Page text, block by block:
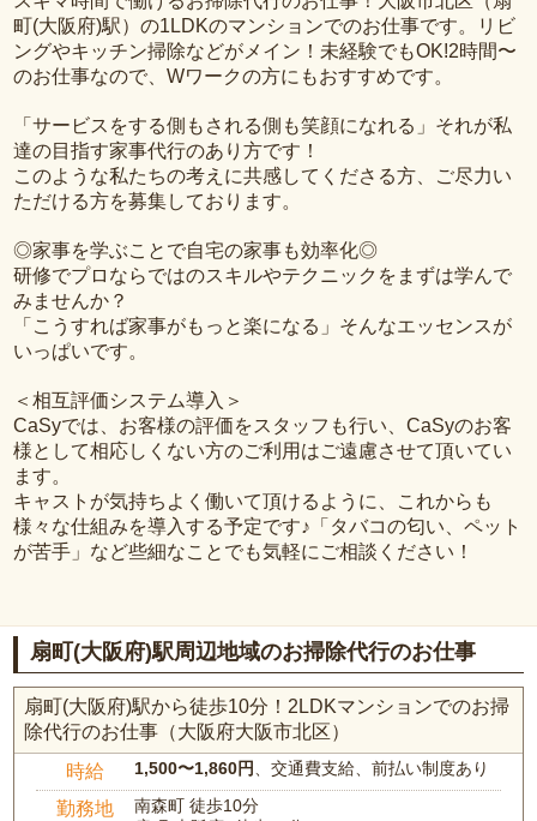
町(大阪府)駅）の1LDKのマンションでのお仕事です。リビ
ングやキッチン掃除などがメイン！未経験でもOK!2時間〜
のお仕事なので、Wワークの方にもおすすめです。
「サービスをする側もされる側も笑顔になれる」それが私
達の目指す家事代行のあり方です！
このような私たちの考えに共感してくださる方、ご尽力い
ただける方を募集しております。
◎家事を学ぶことで自宅の家事も効率化◎
研修でプロならではのスキルやテクニックをまずは学んで
みませんか？
「こうすれば家事がもっと楽になる」そんなエッセンスが
いっぱいです。
＜相互評価システム導入＞
CaSyでは、お客様の評価をスタッフも行い、CaSyのお客
様として相応しくない方のご利用はご遠慮させて頂いてい
ます。
キャストが気持ちよく働いて頂けるように、これからも
様々な仕組みを導入する予定です♪「タバコの匂い、ペット
が苦手」など些細なことでも気軽にご相談ください！
扇町(大阪府)駅周辺地域のお掃除代行のお仕事
扇町(大阪府)駅から徒歩10分！2LDKマンションでのお掃
除代行のお仕事（大阪府大阪市北区）
時給 1,500〜1,860円、交通費支給、前払い制度あり
勤務地
南森町 徒歩10分